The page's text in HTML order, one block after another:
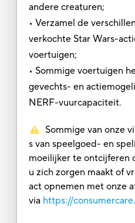
andere creaturen;
• Verzamel de
verkochte Star Wars-
voertuigen;
• Sommige voertuigen
gevechts- en
NERF-vuurcapaciteit.
Sommige van onze
s van speelgoed- en
moeilijker te ontcijferen
u zich zorgen maakt of
act opnemen met onze
via https://